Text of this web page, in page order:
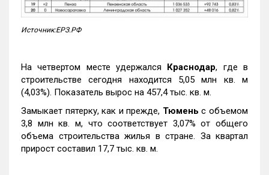
Источник:ЕРЗ.РФ
На четвертом месте удержался Краснодар, где в
строительстве сегодня находится 5,05 млн кв. м
(4,03%). Показатель вырос на 457,4 тыс. кв. м.
Замыкает пятерку, как и прежде, Тюмень с объемом
3,8 млн кв. м, что соответствует 3,07% от общего
объема строительства жилья в стране. За квартал
прирост составил 17,7 тыс. кв. м.